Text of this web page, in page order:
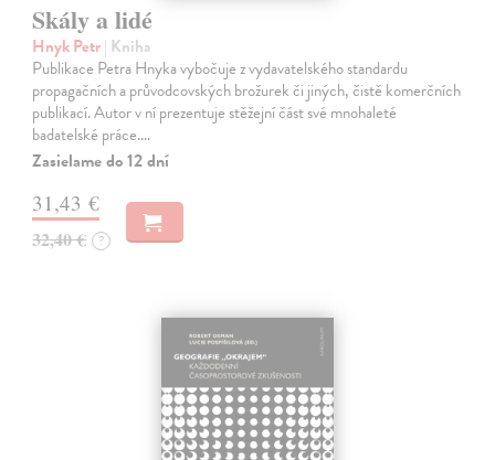
Skály a lidé
Hnyk Petr| Kniha
Publikace Petra Hnyka vybočuje z vydavatelského standardu
propagačních a průvodcovských brožurek či jiných, čistě komerčních
publikací. Autor v ní prezentuje stěžejní část své mnohaleté
badatelské práce.…
Zasielame do 12 dní
31,43 €
32,40 € ?